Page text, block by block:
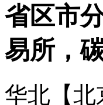
省区市
易所，
华北【北